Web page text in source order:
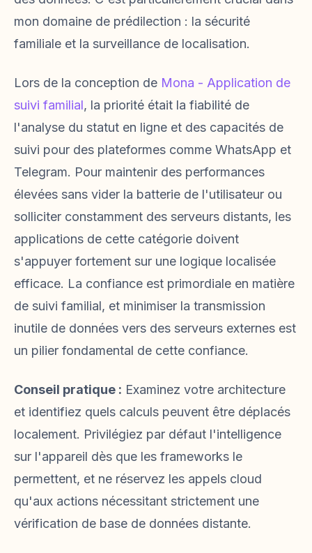
mon domaine de prédilection : la sécurité
familiale et la surveillance de localisation.
Lors de la conception de Mona - Application de
suivi familial, la priorité était la fiabilité de
l'analyse du statut en ligne et des capacités de
suivi pour des plateformes comme WhatsApp et
Telegram. Pour maintenir des performances
élevées sans vider la batterie de l'utilisateur ou
solliciter constamment des serveurs distants, les
applications de cette catégorie doivent
s'appuyer fortement sur une logique localisée
efficace. La confiance est primordiale en matière
de suivi familial, et minimiser la transmission
inutile de données vers des serveurs externes est
un pilier fondamental de cette confiance.
Conseil pratique : Examinez votre architecture
et identifiez quels calculs peuvent être déplacés
localement. Privilégiez par défaut l'intelligence
sur l'appareil dès que les frameworks le
permettent, et ne réservez les appels cloud
qu'aux actions nécessitant strictement une
vérification de base de données distante.